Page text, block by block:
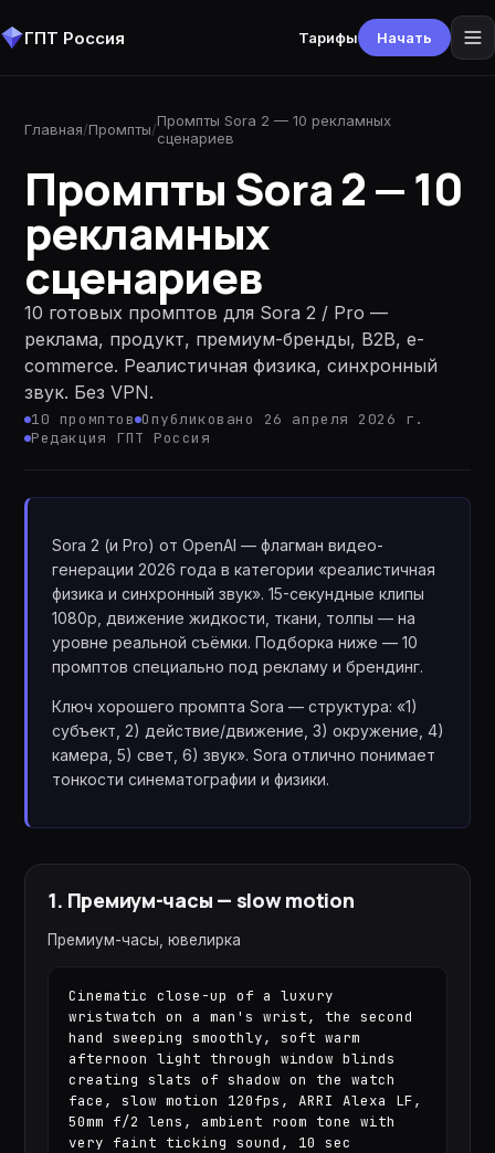
ГПТ Россия Тарифы Начать
Главная/Промпты/Промпты Sora 2 — 10 рекламных
сценариев
Промпты Sora 2 — 10
рекламных
сценариев
10 готовых промптов для Sora 2 / Pro —
реклама, продукт, премиум-бренды, B2B, e-
commerce. Реалистичная физика, синхронный
звук. Без VPN.
10 промптов Опубликовано 26 апреля 2026 г.
Редакция ГПТ Россия
Sora 2 (и Pro) от OpenAI — флагман видео-
генерации 2026 года в категории «реалистичная
физика и синхронный звук». 15-секундные клипы
1080p, движение жидкости, ткани, толпы — на
уровне реальной съёмки. Подборка ниже — 10
промптов специально под рекламу и брендинг.
Ключ хорошего промпта Sora — структура: «1)
субъект, 2) действие/движение, 3) окружение, 4)
камера, 5) свет, 6) звук». Sora отлично понимает
тонкости синематографии и физики.
1. Премиум-часы — slow motion
Премиум-часы, ювелирка
Cinematic close-up of a luxury
wristwatch on a man's wrist, the second
hand sweeping smoothly, soft warm
afternoon light through window blinds
creating slats of shadow on the watch
face, slow motion 120fps, ARRI Alexa LF,
50mm f/2 lens, ambient room tone with
very faint ticking sound, 10 sec